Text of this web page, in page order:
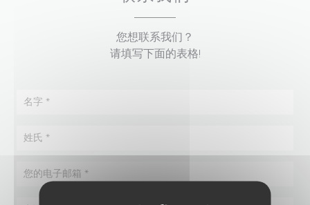
您想联系我们？
请填写下面的表格!